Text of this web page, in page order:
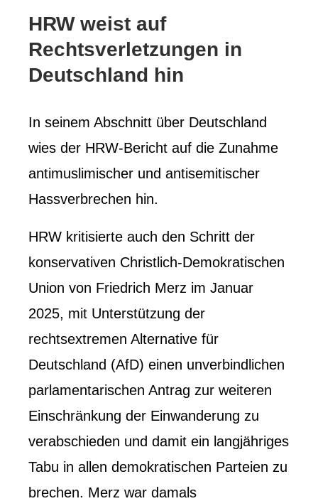
HRW weist auf
Rechtsverletzungen in
Deutschland hin
In seinem Abschnitt über Deutschland
wies der HRW-Bericht auf die Zunahme
antimuslimischer und antisemitischer
Hassverbrechen hin.
HRW kritisierte auch den Schritt der
konservativen Christlich-Demokratischen
Union von Friedrich Merz im Januar
2025, mit Unterstützung der
rechtsextremen Alternative für
Deutschland (AfD) einen unverbindlichen
parlamentarischen Antrag zur weiteren
Einschränkung der Einwanderung zu
verabschieden und damit ein langjähriges
Tabu in allen demokratischen Parteien zu
brechen. Merz war damals